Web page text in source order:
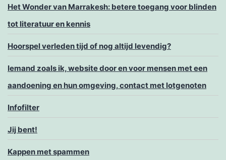
Het Wonder van Marrakesh: betere toegang voor blinden
tot literatuur en kennis
Hoorspel verleden tijd of nog altijd levendig?
Iemand zoals ik, website door en voor mensen met een
aandoening en hun omgeving, contact met lotgenoten
Infofilter
Jij bent!
Kappen met spammen